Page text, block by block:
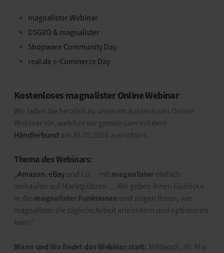
magnalister Webinar
DSGVO & magnalister
Shopware Community Day
real.de e-Commerce Day
Kostenloses magnalister Online Webinar
Wir laden Sie herzlich zu unserem kostenlosen Online
Webinar ein, welches wir gemeinsam mit dem
Händlerbund am 30.05.2018 ausrichten.
Thema des Webinars:
„Amazon, eBay und Co. – mit magnalistereinfach
verkaufen auf Marktplätzen … Wir geben Ihnen Einblicke
in die magnalister Funktionen und zeigen Ihnen, wie
magnalister die tägliche Arbeit erleichtern und optimieren
kann“
Wann und Wo findet das Webinar statt: Mittwoch, 30. Mai